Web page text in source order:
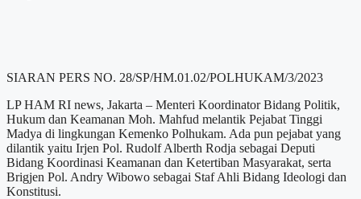
SIARAN PERS NO. 28/SP/HM.01.02/POLHUKAM/3/2023
LP HAM RI news, Jakarta – Menteri Koordinator Bidang Politik,
Hukum dan Keamanan Moh. Mahfud melantik Pejabat Tinggi
Madya di lingkungan Kemenko Polhukam. Ada pun pejabat yang
dilantik yaitu Irjen Pol. Rudolf Alberth Rodja sebagai Deputi
Bidang Koordinasi Keamanan dan Ketertiban Masyarakat, serta
Brigjen Pol. Andry Wibowo sebagai Staf Ahli Bidang Ideologi dan
Konstitusi.